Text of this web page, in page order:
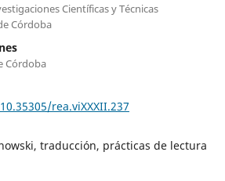
Científicas y Técnicas
Córdoba
Córdoba
rea.viXXXII.237
traducción, prácticas de lectura